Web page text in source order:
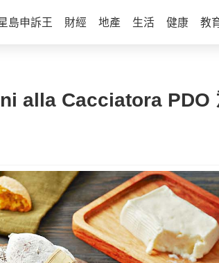
島申訴王 財經 地產 生活 健康 教
alla Cacciatora PDO